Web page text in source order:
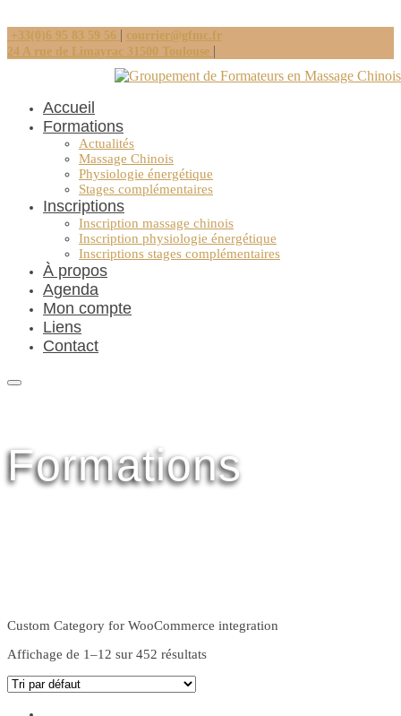
+33(0)6 95 83 59 56 | courrier@gfmc.fr
24 A rue de Limayrac 31500 Toulouse |
Accueil
Formations
Actualités
Massage Chinois
Physiologie énergétique
Stages complémentaires
Inscriptions
Inscription massage chinois
Inscription physiologie énergétique
Inscriptions stages complémentaires
À propos
Agenda
Mon compte
Liens
Contact
Formations
Custom Category for WooCommerce integration
Affichage de 1–12 sur 452 résultats